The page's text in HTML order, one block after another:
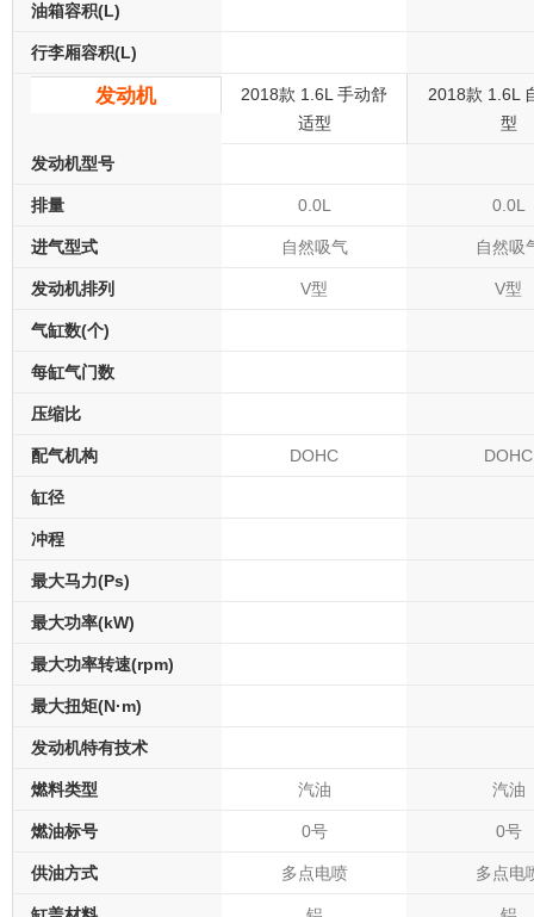
油箱容积(L)
行李厢容积(L)
发动机
2018款 1.6L 手动舒
适型
2018款 1.6L
型
发动机型号
排量 0.0L 0.0L
进气型式 自然吸气 自然吸
发动机排列 V型 V型
气缸数(个)
每缸气门数
压缩比
配气机构 DOHC DOHC
缸径
冲程
最大马力(Ps)
最大功率(kW)
最大功率转速(rpm)
最大扭矩(N·m)
发动机特有技术
燃料类型 汽油 汽油
燃油标号 0号 0号
供油方式 多点电喷 多点电